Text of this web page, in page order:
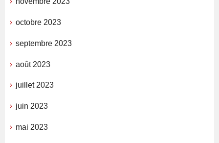
octobre 2023
septembre 2023
août 2023
juillet 2023
juin 2023
mai 2023